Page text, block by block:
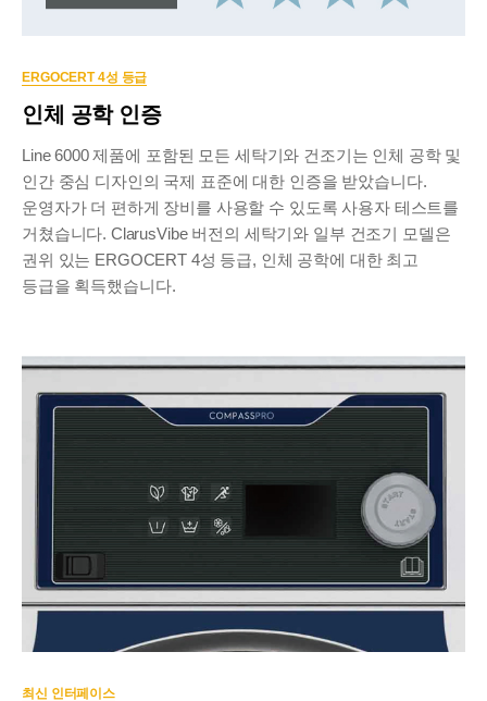
ERGOCERT 4성 등급
인체 공학 인증
Line 6000 제품에 포함된 모든 세탁기와 건조기는 인체 공학 및
인간 중심 디자인의 국제 표준에 대한 인증을 받았습니다.
운영자가 더 편하게 장비를 사용할 수 있도록 사용자 테스트를
거쳤습니다. ClarusVibe 버전의 세탁기와 일부 건조기 모델은
권위 있는 ERGOCERT 4성 등급, 인체 공학에 대한 최고
등급을 획득했습니다.
최신 인터페이스